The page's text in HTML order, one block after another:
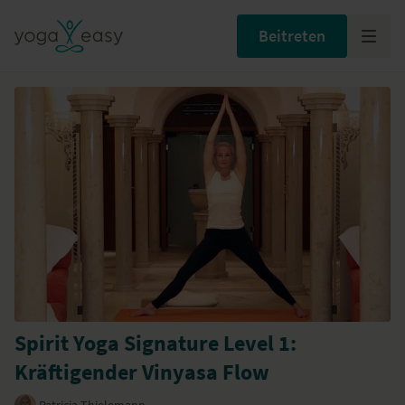
Beitreten
Spirit Yoga Signature Level 1:
Kräftigender Vinyasa Flow